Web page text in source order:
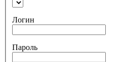
Логин
Пароль